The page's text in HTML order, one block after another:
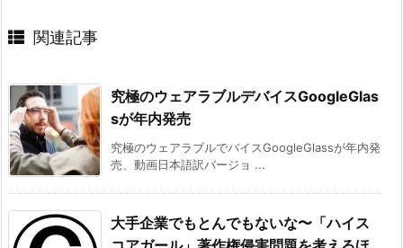
関連記事
究極のウェアラブルデバイスGoogleGlas
sが年内発売
究極のウェアラブルでバイスGoogleGlassが年内発
売、動画日本語訳バージョ ...
大手企業でもとんでもないな〜「ハイス